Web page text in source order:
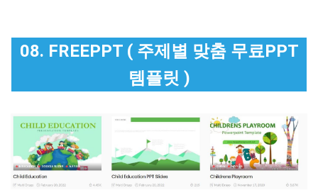
08. FREEPPT ( 주제별 맞춤 무료PPT
템플릿 )